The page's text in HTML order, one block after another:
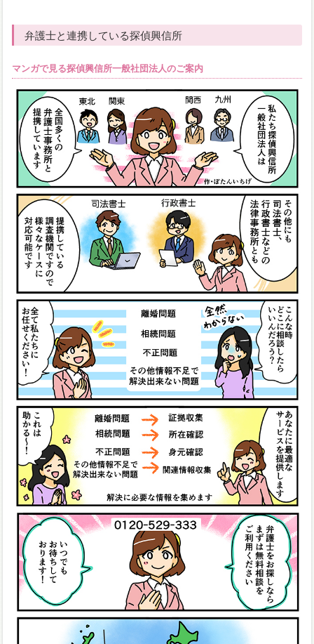
弁護士と連携している探偵興信所
マンガで見る探偵興信所一般社団法人のご案内